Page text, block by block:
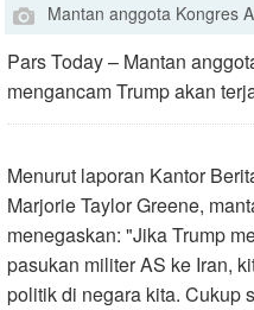
Mantan anggota Kongres
Pars Today – Mantan
mengancam Trump akan
Menurut laporan Kantor
Marjorie Taylor Greene,
menegaskan: "Jika Trump
pasukan militer AS ke Iran,
politik di negara kita. Cukup